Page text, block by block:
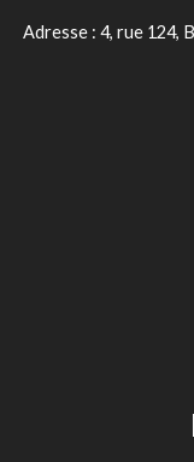
Adresse : 4, rue 124,